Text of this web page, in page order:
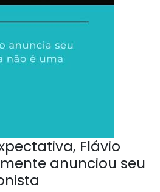
Flávio
anunciou seu